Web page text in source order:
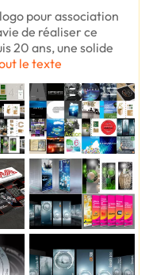
pour association
de réaliser ce
20 ans, une solide
le texte